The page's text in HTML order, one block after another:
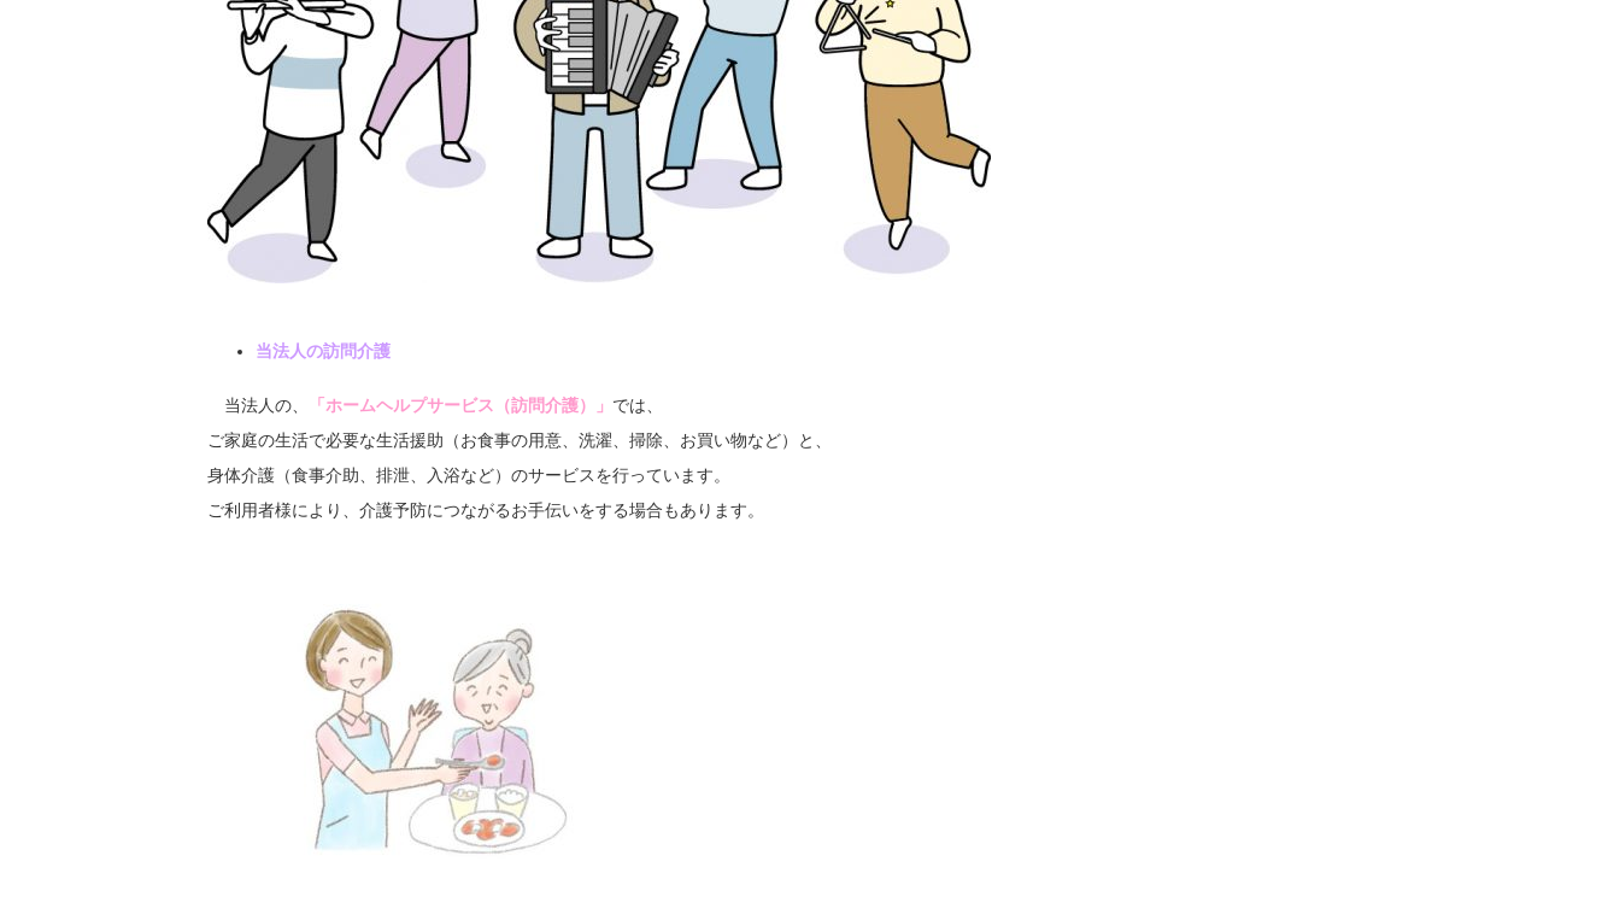
当法人の訪問介護
当法人の、 「 ホームヘルプサービス（訪問介護） 」 では、
ご家庭の生活で必要な生活援助（お食事の用意、洗濯、掃除、お買い物など）と、
身体介護（食事介助、排泄、入浴など）のサービスを行っています。
ご利用者様により、介護予防につながるお手伝いをする場合もあります。